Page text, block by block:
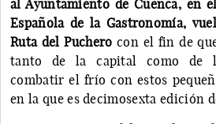
al Ayuntamiento de Cuenca, en
Española de la Gastronomía,
Ruta del Pucherocon el fin de
tanto de la capital como de
combatir el frío con estos
en la que es decimosexta edición